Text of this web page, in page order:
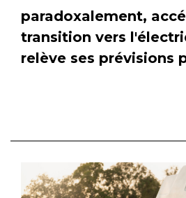
paradoxalement,
transition vers
relève ses prévisions